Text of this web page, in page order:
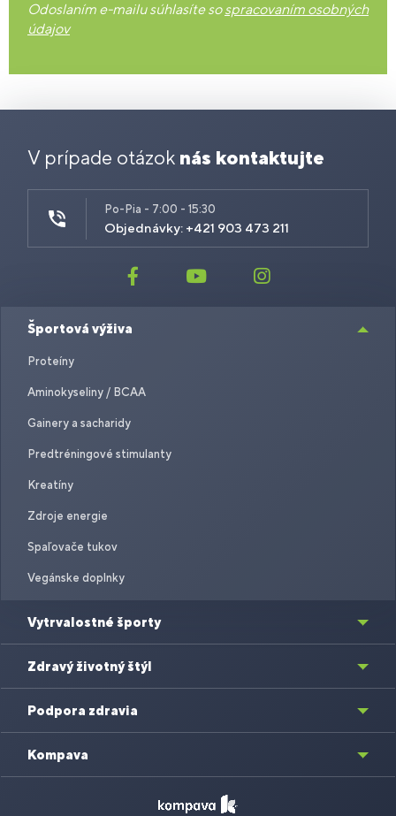
Odoslaním e-mailu súhlasíte sospracovaním osobných
údajov
V prípade otázok nás kontaktujte
Po-Pia - 7:00 - 15:30
Objednávky: +421 903 473 211
Športová výživa
Proteíny
Aminokyseliny / BCAA
Gainery a sacharidy
Predtréningové stimulanty
Kreatíny
Zdroje energie
Spaľovače tukov
Vegánske doplnky
Vytrvalostné športy
Zdravý životný štýl
Podpora zdravia
Kompava